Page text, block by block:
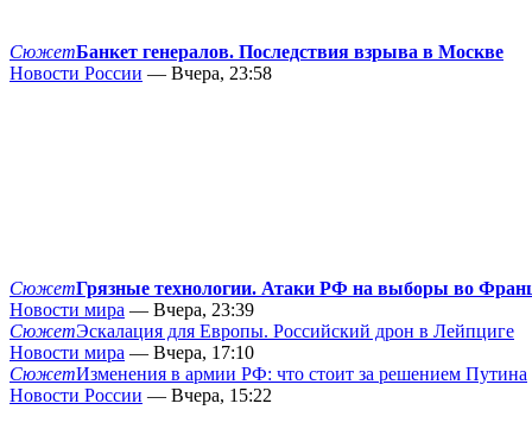
СюжетБанкет генералов. Последствия взрыва в Москве
Новости России — Вчера, 23:58
СюжетГрязные технологии. Атаки РФ на выборы во
Новости мира — Вчера, 23:39
СюжетЭскалация для Европы. Российский дрон в Лейпциге
Новости мира — Вчера, 17:10
СюжетИзменения в армии РФ: что стоит за решением Путина
Новости России — Вчера, 15:22